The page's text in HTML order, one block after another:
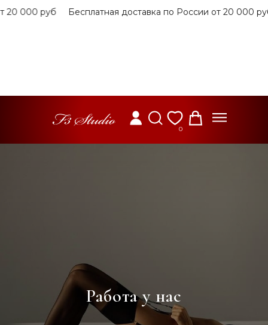
20 000 руб Бесплатная доставка по России от 20 000
0
Работа у нас